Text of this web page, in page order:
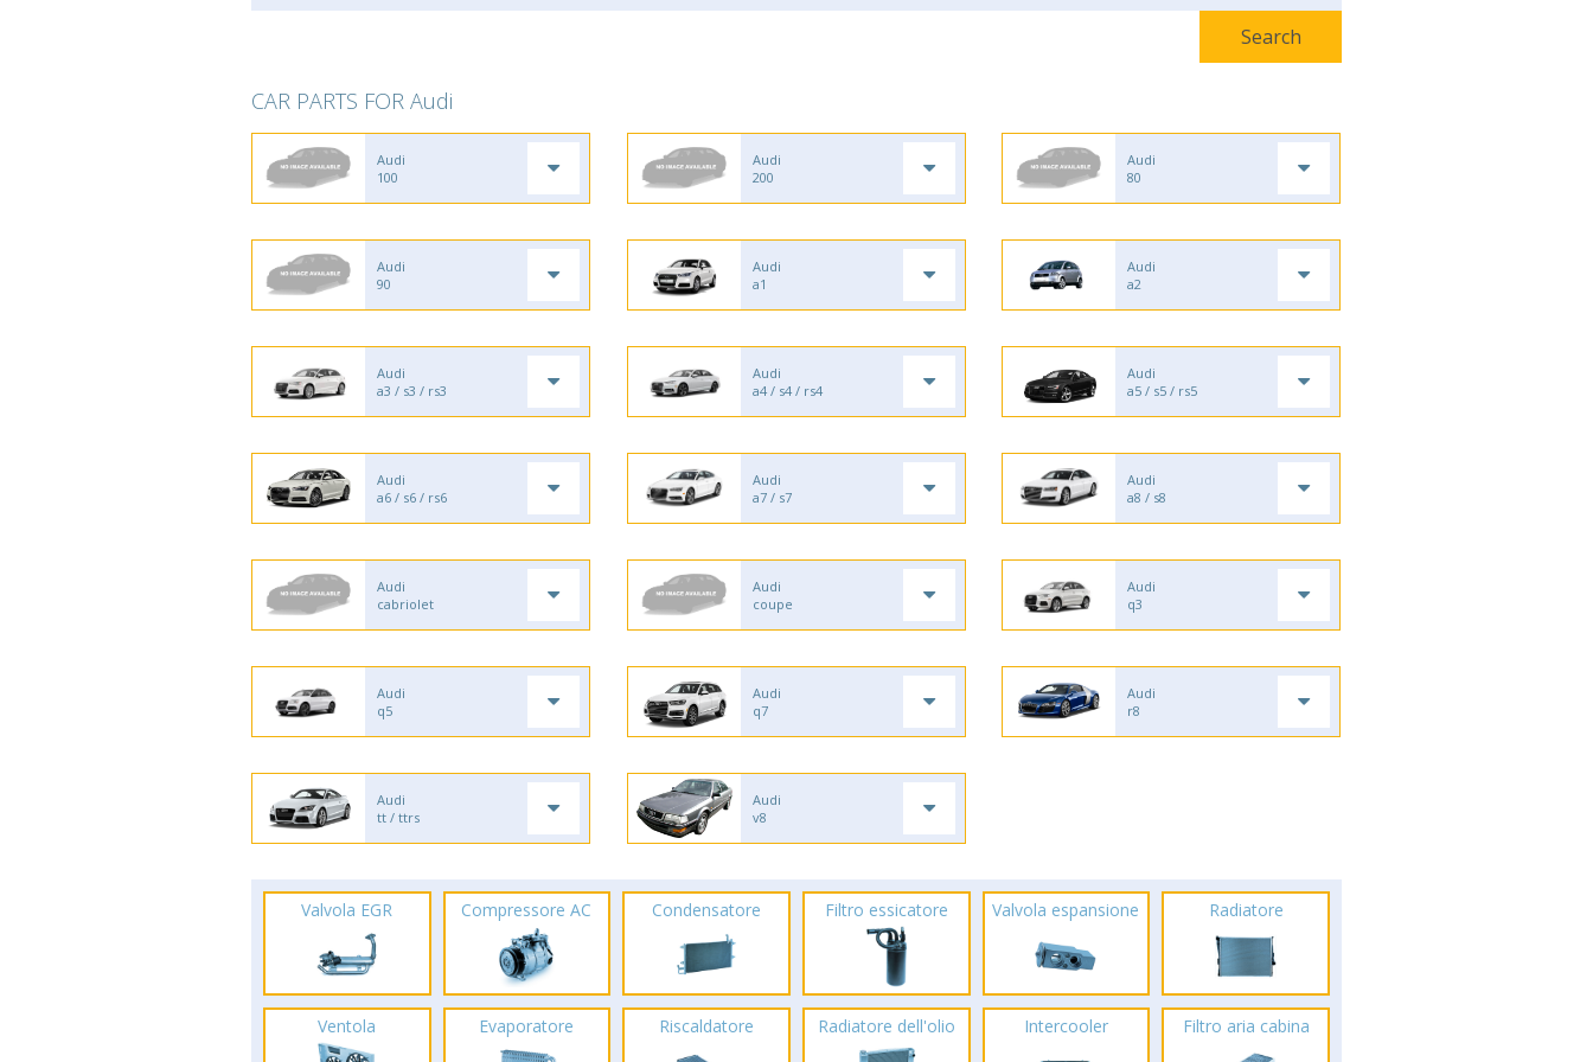
CAR PARTS FOR Audi
Audi
100
Audi
200
Audi
80
Audi
90
Audi
a1
Audi
a2
Audi
a3 / s3 / rs3
Audi
a4 / s4 / rs4
Audi
a5 / s5 / rs5
Audi
a6 / s6 / rs6
Audi
a7 / s7
Audi
a8 / s8
Audi
cabriolet
Audi
coupe
Audi
q3
Audi
q5
Audi
q7
Audi
r8
Audi
tt / ttrs
Audi
v8
Valvola EGR Compressore AC Condensatore Filtro essicatore Valvola espansione Radiatore
Ventola Evaporatore Riscaldatore Radiatore dell'olio Intercooler Filtro aria cabina